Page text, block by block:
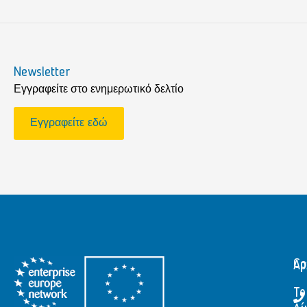
Newsletter
Εγγραφείτε στο ενημερωτικό δελτίο
Εγγραφείτε εδώ
Το